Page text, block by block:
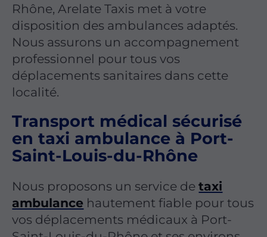
Rhône, Arelate Taxis met à votre
disposition des ambulances adaptés.
Nous assurons un accompagnement
professionnel pour tous vos
déplacements sanitaires dans cette
localité.
Transport médical sécurisé
en taxi ambulance à Port-
Saint-Louis-du-Rhône
Nous proposons un service detaxi
ambulance hautement fiable pour tous
vos déplacements médicaux à Port-